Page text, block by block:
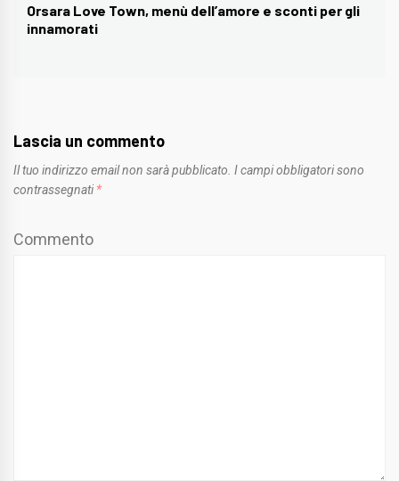
Next
post:
Orsara Love Town, menù dell’amore e sconti per gli
innamorati
Lascia un commento
Il tuo indirizzo email non sarà pubblicato. I campi obbligatori sono
contrassegnati *
Commento